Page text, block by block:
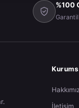
%100
İletişim